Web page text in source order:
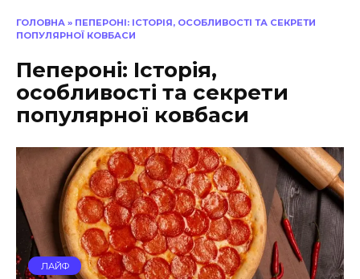
ГОЛОВНА » ПЕПЕРОНІ: ІСТОРІЯ, ОСОБЛИВОСТІ ТА СЕКРЕТИ
ПОПУЛЯРНОЇ КОВБАСИ
Пепероні: Історія,
особливості та секрети
популярної ковбаси
ЛАЙФ